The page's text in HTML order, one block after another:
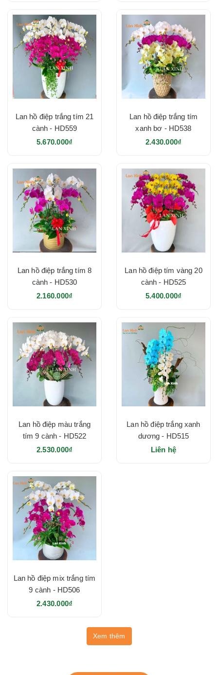
Lan hồ điệp trắng tím 21
cành - HD559
5.670.000₫
Lan hồ điệp trắng tím
xanh bơ - HD538
2.430.000₫
Lan hồ điệp trắng tím 8
cành - HD530
2.160.000₫
Lan hồ điệp tím vàng 20
cành - HD525
5.400.000₫
Lan hồ điệp màu trắng
tím 9 cành - HD522
2.530.000₫
Lan hồ điệp trắng xanh
dương - HD515
Liên hệ
Lan hồ điệp mix trắng tím
9 cành - HD506
2.430.000₫
Xem thêm